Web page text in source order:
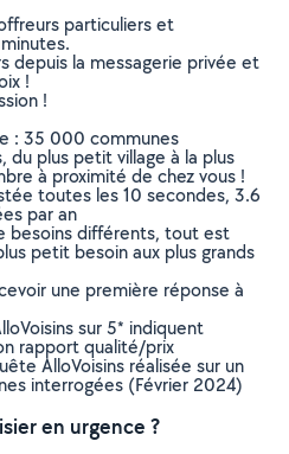
particuliers et
depuis la messagerie privée et
!
!
: 35 000 communes
du plus petit village à la plus
à proximité de chez vous !
toutes les 10 secondes, 3.6
par an
besoins différents, tout est
petit besoin aux plus grands
une première réponse à
sur 5* indiquent
rapport qualité/prix
AlloVoisins réalisée sur un
interrogées (Février 2024)
en urgence ?